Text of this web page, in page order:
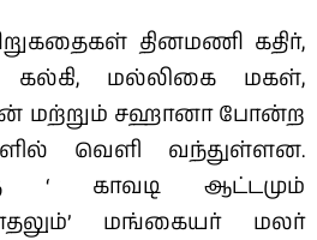
தினமணி கதிர்,
மல்லிகை மகள்,
மற்றும் சஹானா போன்ற
வெளி வந்துள்ளன.
‘ காவடி ஆட்டமும்
மங்கையர் மலர்